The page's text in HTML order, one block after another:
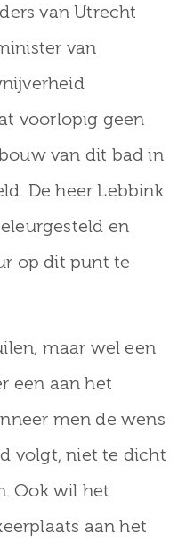
van Utrecht
van
voorlopig geen
van dit bad in
De heer Lebbink
en
op dit punt te
maar wel een
een aan het
men de wens
volgt, niet te dicht
Ook wil het
aan het